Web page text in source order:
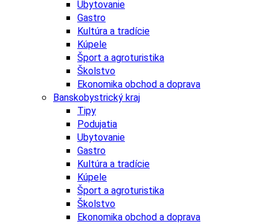
Ubytovanie
Gastro
Kultúra a tradície
Kúpele
Šport a agroturistika
Školstvo
Ekonomika obchod a doprava
Banskobystrický kraj
Tipy
Podujatia
Ubytovanie
Gastro
Kultúra a tradície
Kúpele
Šport a agroturistika
Školstvo
Ekonomika obchod a doprava